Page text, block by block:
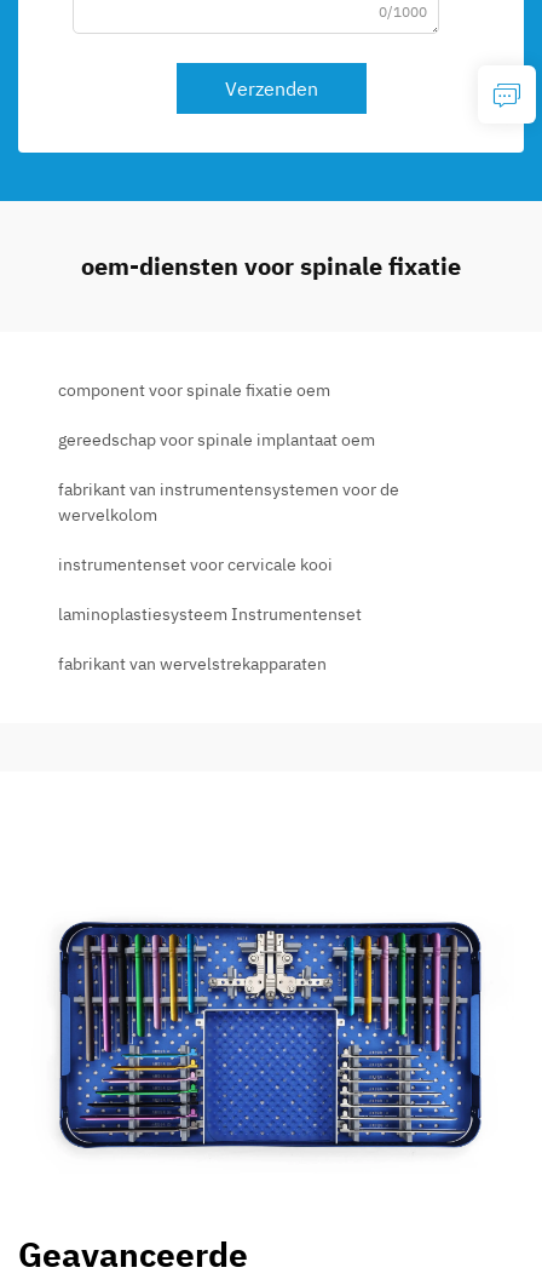
0/1000
Verzenden
oem-diensten voor spinale fixatie
component voor spinale fixatie oem
gereedschap voor spinale implantaat oem
fabrikant van instrumentensystemen voor de
wervelkolom
instrumentenset voor cervicale kooi
laminoplastiesysteem Instrumentenset
fabrikant van wervelstrekapparaten
Geavanceerde